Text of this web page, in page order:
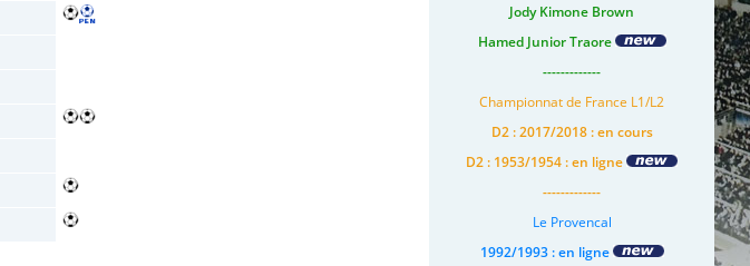
Jody Kimone Brown
Hamed Junior Traore
-------------
Championnat de France L1/L2
D2 : 2017/2018 : en cours
D2 : 1953/1954 : en ligne
-------------
Le Provencal
1992/1993 : en ligne